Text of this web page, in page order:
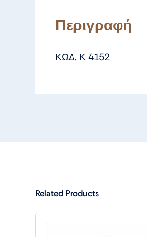
Περιγραφή
ΚΩΔ. Κ 4152
Related Products